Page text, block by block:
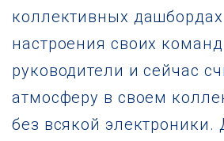
коллективных дашбордах
настроения своих
руководители и сейчас
атмосферу в своем
без всякой электроники.